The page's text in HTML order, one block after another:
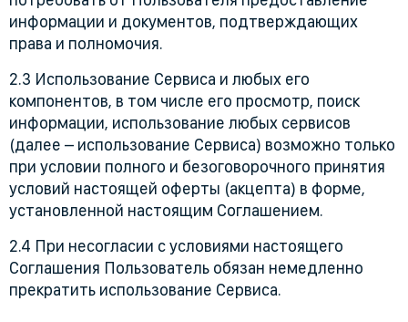
информации и документов, подтверждающих
права и полномочия.
2.3 Использование Сервиса и любых его
компонентов, в том числе его просмотр, поиск
информации, использование любых сервисов
(далее – использование Сервиса) возможно только
при условии полного и безоговорочного принятия
условий настоящей оферты (акцепта) в форме,
установленной настоящим Соглашением.
2.4 При несогласии с условиями настоящего
Соглашения Пользователь обязан немедленно
прекратить использование Сервиса.